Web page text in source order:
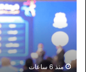
الفيصلي
والوحدات
في
انطلاق
الدوري
الأردني
منذ 6 ساعات